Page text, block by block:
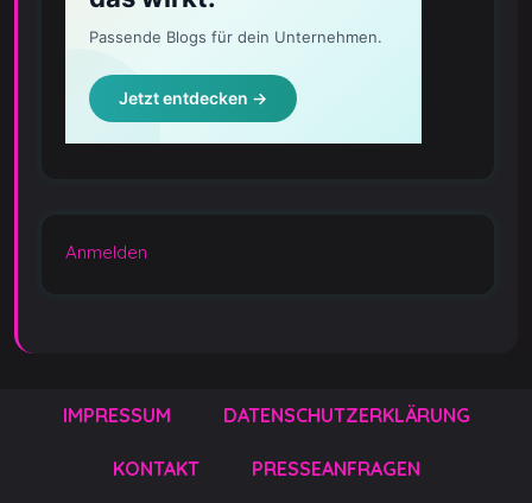
Anmelden
IMPRESSUM DATENSCHUTZERKLÄRUNG
KONTAKT PRESSEANFRAGEN